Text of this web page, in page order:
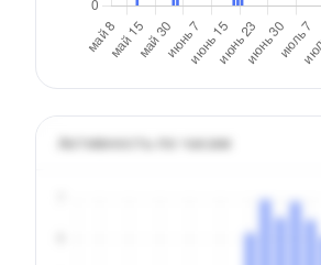
Активность по часам